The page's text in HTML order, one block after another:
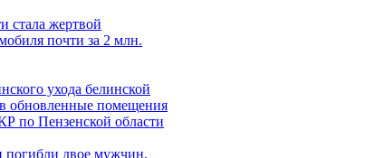
стала жертвой
почти за 2 млн.
ухода белинской
обновленные помещения
по Пензенской области
погибли двое мужчин,